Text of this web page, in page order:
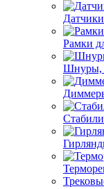
Рамки
Шнуры,